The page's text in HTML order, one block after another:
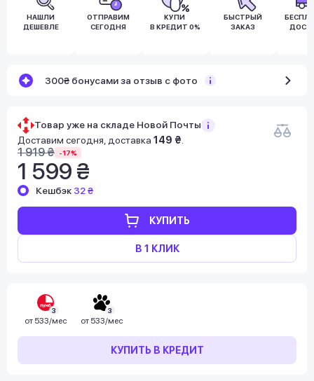
НАШЛИ
ДЕШЕВЛЕ
ОТПРАВИМ
СЕГОДНЯ
КУПИ
В КРЕДИТ 0%
БЫСТРЫЙ
ЗАКАЗ
300₴ бонусами за отзыв с фото
Товар уже на складе Новой Почты!
Доставим сегодня, доставка 149 ₴
1 919 ₴ -17%
1 599 ₴
КУПИТЬ
В 1 КЛИК
Кешбэк 32 ₴
3
от 533/мес
3
от 533/мес
КУПИТЬ В КРЕДИТ